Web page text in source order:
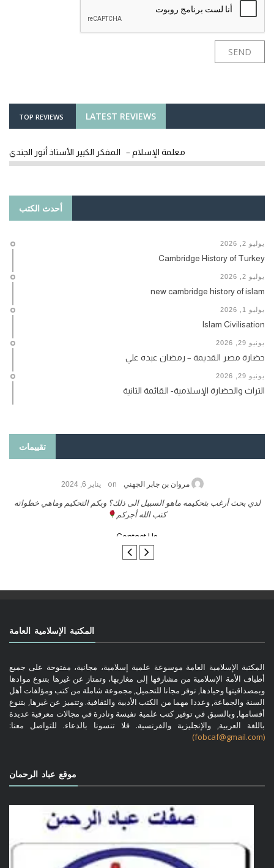
LATEST REVIEWS
TOP REVIEWS
معلمة الإسلام – المفكر الكبير الأستاذ أنور الجندي
أحدث الكتب
يوليو 2, 2026
Cambridge History of Turkey
يوليو 2, 2026
new cambridge history of islam
يوليو 1, 2026
Islam Civilisation
يونيو 29, 2026
حضارة مصر القديمة – رمضان عبده علي
يونيو 29, 2026
التراث والحضارة الإسلامية- القائمة الثانية
تقييمات
حامد الزريقي on يناير 25, 2026
السلام عليكم ورحمة الله وبركاتة أرغب بنشر كتابي معكم
المكتبة الإسلامية العامة
المكتبة الإسلامية العامة موسوعة علمية إسلامية، مجانية، مفتوحة على جميع
أطياف الأمة الإسلامية من مشارقها إلى مغاربها، وتمتاز عن غيرها بتنوع موادها
وبمصداقيتها وحيادها, توفر مجانا للتحميل, مجموعة شاملة من كتب ومؤلفات أهل
السنة والجماعة, وعددا مهما من الكتب الأدبية والثقافية. وتتميز عن غيرها, بتنوع
أقسامها, وبالسبق في توفير كتب علمية نفيسة ونادرة في مجالات معرفية عديدة
باللغة العربية, والإنجليزية والفرنسية. فلا تنسونا بالدعاء. للتواصل معنا:
(fobcaf@gmail.com)
موقع عباد الرحمان